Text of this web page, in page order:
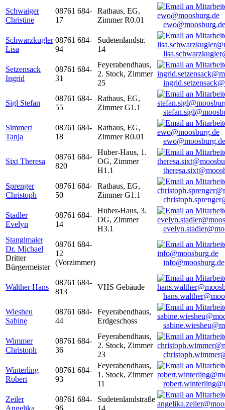
Schwaiger
Christine
08761 684-
17
Rathaus, EG,
Zimmer R0.01
ewo@moosburg.de
Schwarzkugler
Lisa
08761 684-
94
Sudetenlandstr.
14
Setzensack
Ingrid
08761 684-
31
Feyerabendhaus,
2. Stock, Zimmer
25
Sigl Stefan
08761 684-
55
Rathaus, EG,
Zimmer G1.1
Simmert
Tanja
08761 684-
18
Rathaus, EG,
Zimmer R0.01
ewo@moosburg.de
Sixt Theresa
08761 684-
820
Huber-Haus, 1.
OG, Zimmer
H1.1
Sprenger
Christoph
08761 684-
50
Rathaus, EG,
Zimmer G1.1
Stadler
Evelyn
08761 684-
14
Huber-Haus, 3.
OG, Zimmer
H3.1
Stanglmaier
Dr. Michael
Dritter
Bürgermeister
08761 684-
12
(Vorzimmer)
info@moosburg.de
Walther Hans
08761 684-
813
VHS Gebäude
Wiesheu
Sabine
08761 684-
44
Feyerabendhaus,
Erdgeschoss
Wimmer
Christoph
08761 684-
36
Feyerabendhaus,
2. Stock, Zimmer
23
Winterling
Robert
08761 684-
93
Feyerabendhaus,
1. Stock, Zimmer
11
Zeiler
Angelika
08761 684-
96
Sudetenlandstraße
14